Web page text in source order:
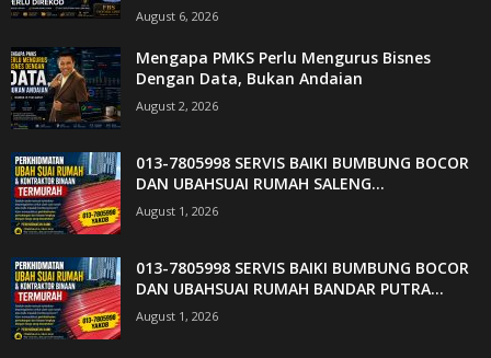
August 6, 2026
Mengapa PMKS Perlu Mengurus Bisnes
Dengan Data, Bukan Andaian
August 2, 2026
013-7805998 SERVIS BAIKI BUMBUNG BOCOR
DAN UBAHSUAI RUMAH SALENG...
August 1, 2026
013-7805998 SERVIS BAIKI BUMBUNG BOCOR
DAN UBAHSUAI RUMAH BANDAR PUTRA...
August 1, 2026